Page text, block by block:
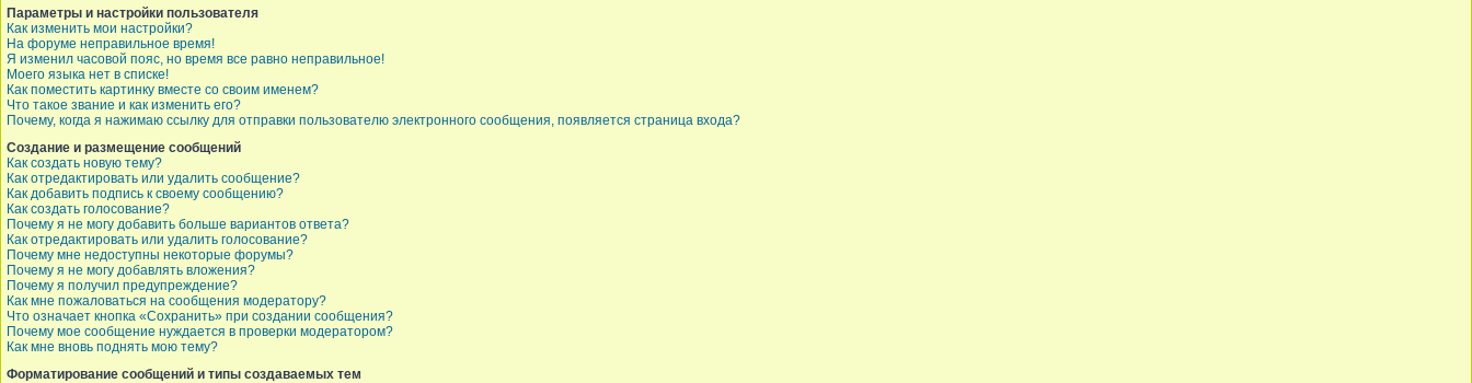
Параметры и настройки пользователя
Как изменить мои настройки?
На форуме неправильное время!
Я изменил часовой пояс, но время все равно неправильное!
Моего языка нет в списке!
Как поместить картинку вместе со своим именем?
Что такое звание и как изменить его?
Почему, когда я нажимаю ссылку для отправки пользователю электронного сообщения, появляется страница входа?
Создание и размещение сообщений
Как создать новую тему?
Как отредактировать или удалить сообщение?
Как добавить подпись к своему сообщению?
Как создать голосование?
Почему я не могу добавить больше вариантов ответа?
Как отредактировать или удалить голосование?
Почему мне недоступны некоторые форумы?
Почему я не могу добавлять вложения?
Почему я получил предупреждение?
Как мне пожаловаться на сообщения модератору?
Что означает кнопка «Сохранить» при создании сообщения?
Почему мое сообщение нуждается в проверки модератором?
Как мне вновь поднять мою тему?
Форматирование сообщений и типы создаваемых тем